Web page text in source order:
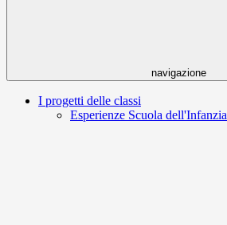
navigazione
I progetti delle classi
Esperienze Scuola dell'Infanzia